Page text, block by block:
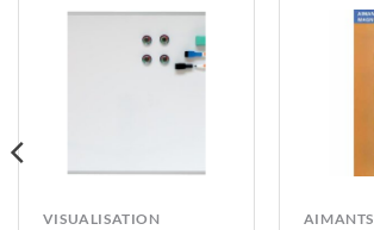
VISUALISATION AIMANTS